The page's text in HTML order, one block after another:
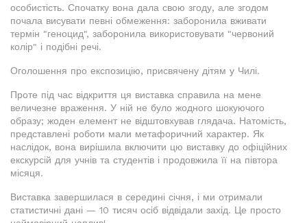
особистість. Спочатку вона дала свою згоду, але згодом
почала висувати певні обмеження: заборонила вживати
термін "геноцид", заборонила використовувати "червоний
колір" і подібні речі.
Оголошення про експозицію, присвячену дітям у Чилі.
Проте під час відкриття ця виставка справила на мене
величезне враження. У ній не було жодного шокуючого
образу; жоден елемент не відштовхував глядача. Натомість,
представлені роботи мали метафоричний характер. Як
наслідок, вона вирішила включити цю виставку до офіційних
екскурсій для учнів та студентів і продовжила її на півтора
місяця.
Виставка завершилася в середині січня, і ми отримали
статистичні дані — 10 тисяч осіб відвідали захід. Це просто